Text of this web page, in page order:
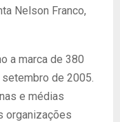
Nelson Franco,
a marca de 380
de 2005.
e médias
organizações